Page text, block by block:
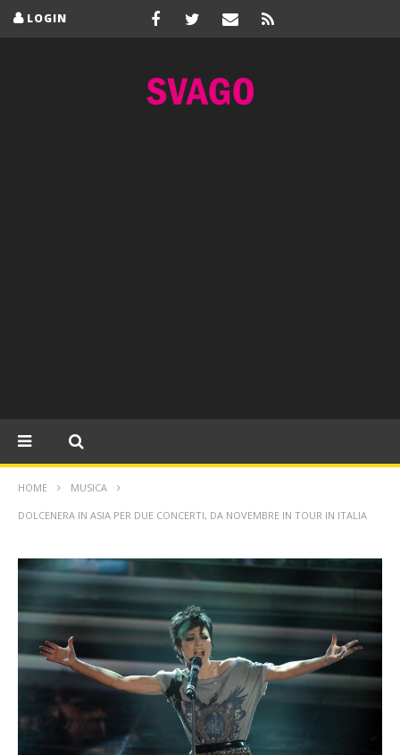
LOGIN
HOME MUSICA
DOLCENERA IN ASIA PER DUE CONCERTI, DA NOVEMBRE IN TOUR IN ITALIA